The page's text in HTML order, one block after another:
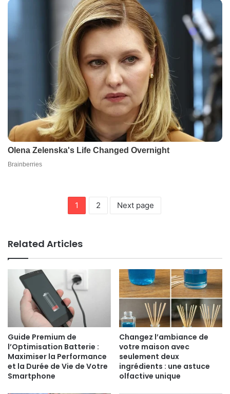
1 2 Next page
Related Articles
Guide Premium de
l’Optimisation Batterie :
Maximiser la Performance
et la Durée de Vie de Votre
Smartphone
Changez l’ambiance de
votre maison avec
seulement deux
ingrédients : une astuce
olfactive unique